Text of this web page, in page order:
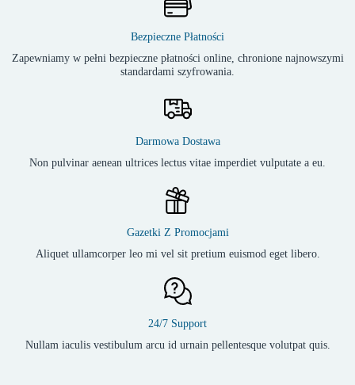
Bezpieczne Płatności
Zapewniamy w pełni bezpieczne płatności online, chronione najnowszymi
standardami szyfrowania.
Darmowa Dostawa
Non pulvinar aenean ultrices lectus vitae imperdiet vulputate a eu.
Gazetki Z Promocjami
Aliquet ullamcorper leo mi vel sit pretium euismod eget libero.
24/7 Support
Nullam iaculis vestibulum arcu id urnain pellentesque volutpat quis.